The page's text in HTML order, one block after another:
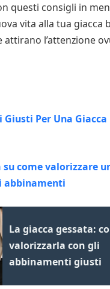
questi consigli in
vita alla tua giacca
attirano l’attenzione
Per Una Giacca
come valorizzare
abbinamenti
La giacca gessata:
valorizzarla con gli
abbinamenti giusti